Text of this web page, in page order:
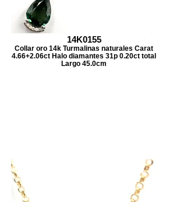
14K0155
Collar oro 14k Turmalinas naturales Carat
4.66+2.06ct Halo diamantes 31p 0.20ct total
Largo 45.0cm